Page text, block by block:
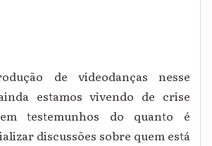
de videodanças nesse
estamos vivendo de crise
testemunhos do quanto é
discussões sobre quem está